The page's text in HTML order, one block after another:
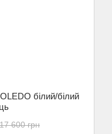
білий/білий
17 600 грн